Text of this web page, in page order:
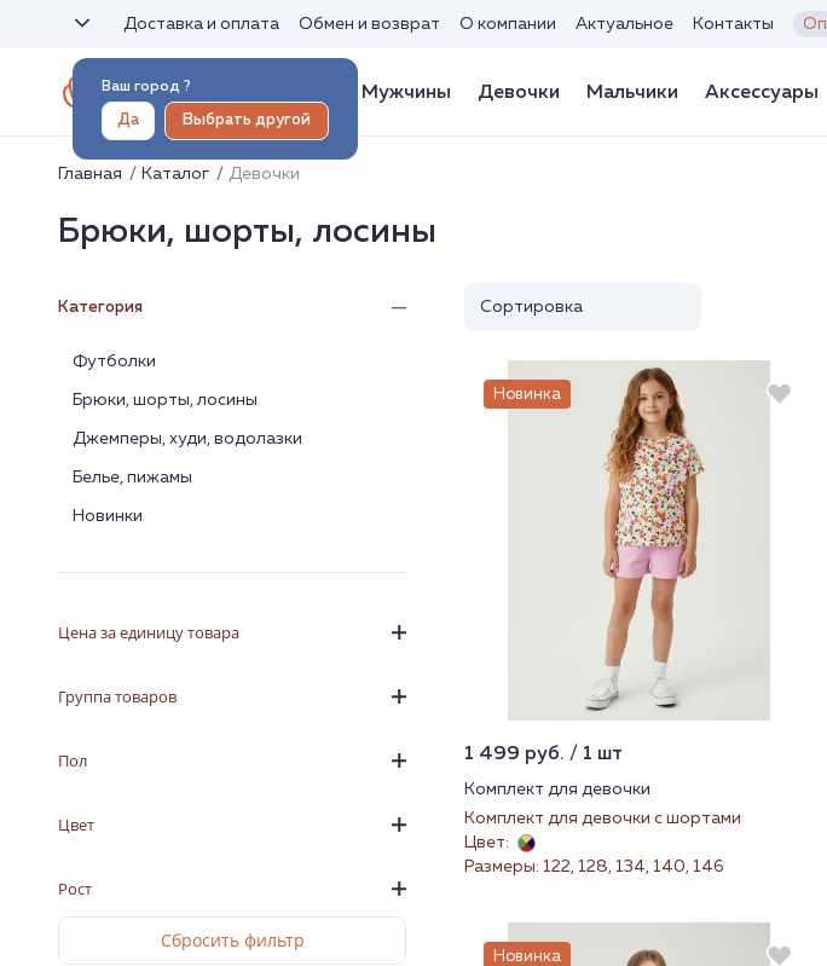
Ваш город ?
Да Выбрать другой
Доставка и оплата Обмен и возврат О компании Актуальное Контакты
Мужчины Девочки Мальчики Аксессуары
Главная Каталог Девочки
Брюки, шорты, лосины
Категория
Футболки
Брюки, шорты, лосины
Джемперы, худи, водолазки
Белье, пижамы
Новинки
Цена за единицу товара
Группа товаров
Пол
Цвет
Рост
Сортировка
Новинка
1 499 руб. / 1 шт
Комплект для девочки
Комплект для девочки с шортами
Цвет:
Размеры: 122, 128, 134, 140, 146
Новинка